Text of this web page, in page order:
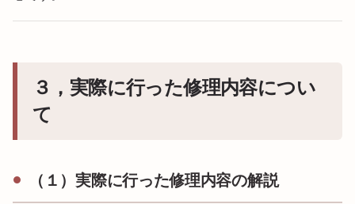
３，実際に行った修理内容につい
て
（１）実際に行った修理内容の解説